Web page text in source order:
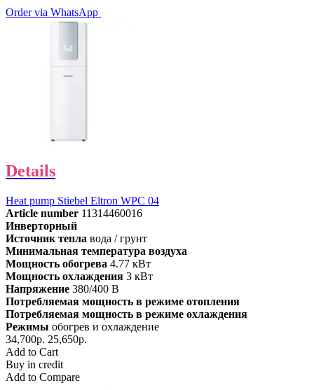
Order via WhatsApp
Details
Heat pump Stiebel Eltron WPC 04
Article number 11314460016
Инверторный
Источник тепла вода / грунт
Минимальная температура воздуха
Мощность обогрева 4.77 кВт
Мощность охлаждения 3 кВт
Напряжение 380/400 В
Потребляемая мощность в режиме отопления
Потребляемая мощность в режиме охлаждения
Режимы обогрев и охлаждение
34,700р. 25,650р.
Add to Cart
Buy in credit
Add to Compare